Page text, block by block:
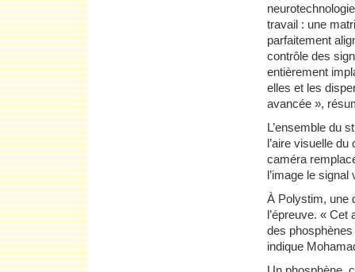
travail : une
parfaitement
contrôle des
entièrement
elles et les
avancée »,
L’ensemble du
l’aire visuelle
caméra
l’image le
À Polystim, une
l’épreuve. « Cet
des
indique